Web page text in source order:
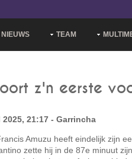
NIEUWS TEAM
z'n eerste
2025, 21:17 - Garrincha
Amuzu heeft eindelijk zijn
zette hij in de 87e minuut